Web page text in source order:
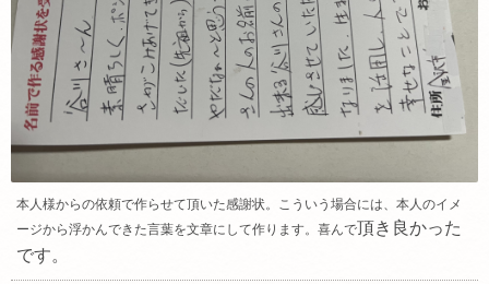
本人様からの依頼で作らせて頂いた感謝状。こういう場合には、本人のイメ
ージから浮かんできた言葉を文章にして作ります。喜んで頂き良かった
です。